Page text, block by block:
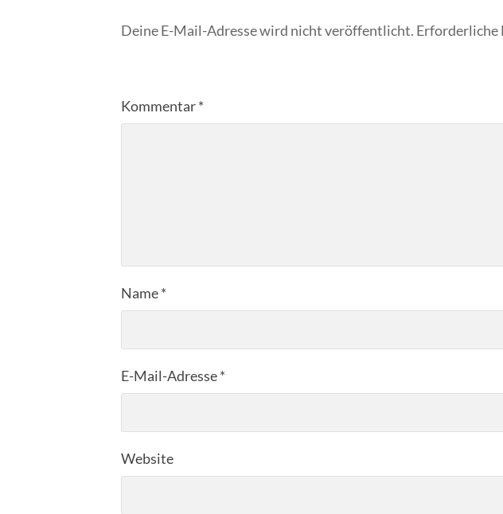
Deine E-Mail-Adresse wird nicht veröffentlicht. Erforderliche
Kommentar*
Name*
E-Mail-Adresse*
Website